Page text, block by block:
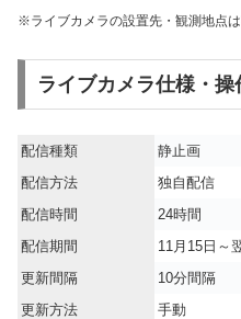
※ライブカメラの設置先・観測地点
ライブカメラ仕様・操
配信種類
静止画
配信方法
独自配信
配信時間
24時間
配信期間
11月15日～
更新間隔
10分間隔
更新方法
手動